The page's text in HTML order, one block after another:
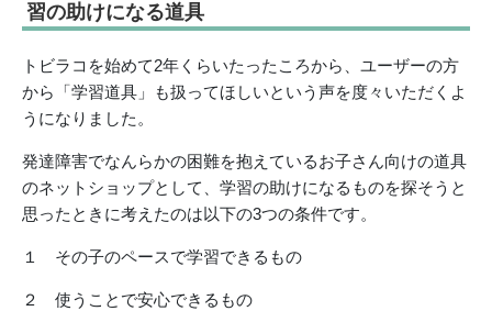
習の助けになる道具
トビラコを始めて2年くらいたったころから、ユーザーの方
から「学習道具」も扱ってほしいという声を度々いただくよ
うになりました。
発達障害でなんらかの困難を抱えているお子さん向けの道具
のネットショップとして、学習の助けになるものを探そうと
思ったときに考えたのは以下の3つの条件です。
１ その子のペースで学習できるもの
２ 使うことで安心できるもの